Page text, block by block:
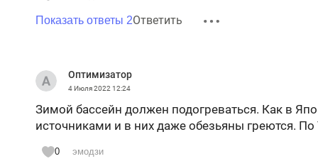
Показать ответы 2Ответить
Оптимизатор
4 Июля 202212:24
Зимой бассейн должен подогреваться. Как в
источниками и в них даже обезьяны греются.
0 эмодзи